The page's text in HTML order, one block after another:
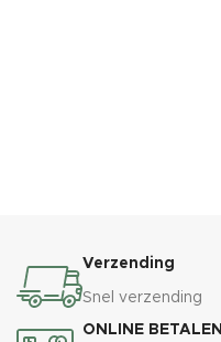
Verzending
Snel verzending
ONLINE BETALEN